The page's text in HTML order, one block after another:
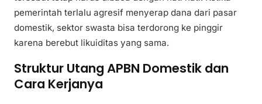
pemerintah terlalu agresif menyerap dana dari pasar
domestik, sektor swasta bisa terdorong ke pinggir
karena berebut likuiditas yang sama.
Struktur Utang APBN Domestik dan
Cara Kerjanya